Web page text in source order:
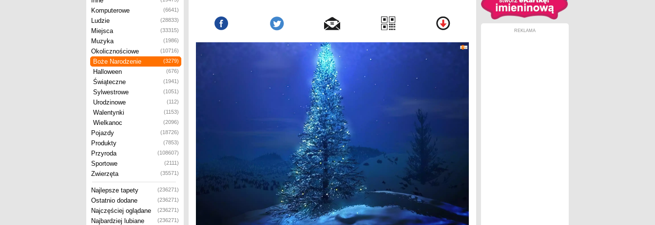
Komputerowe (6641)
Ludzie (28833)
Miejsca (33315)
Muzyka (1986)
Okolicznościowe (10716)
Boże Narodzenie (3279)
Halloween (676)
Świąteczne (1941)
Sylwestrowe (1051)
Urodzinowe (112)
Walentynki (1153)
Wielkanoc (2096)
Pojazdy (18726)
Produkty (7853)
Przyroda (108607)
Sportowe (2111)
Zwierzęta (35571)
Najlepsze tapety (236271)
Ostatnio dodane (236271)
Najczęściej oglądane (236271)
Najbardziej lubiane (236271)
REKLAMA